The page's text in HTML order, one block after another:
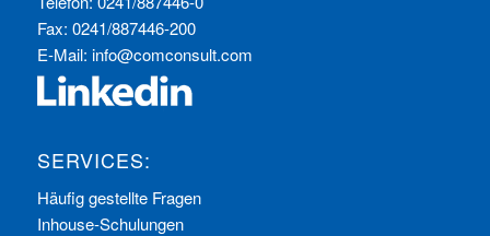
Fax: 0241/887446-200
E-Mail: info@comconsult.com
SERVICES:
Häufig gestellte Fragen
Inhouse-Schulungen